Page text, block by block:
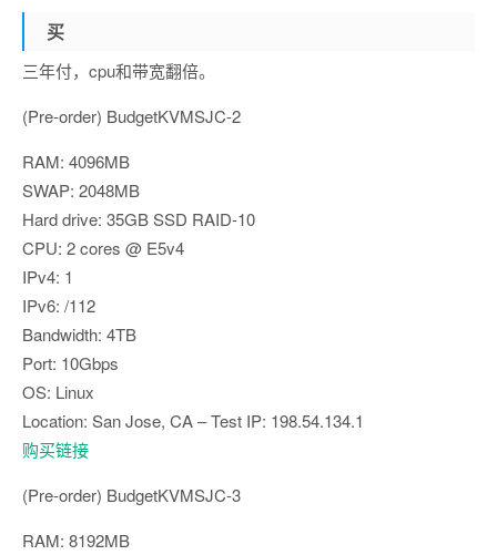
买
三年付，cpu和带宽翻倍。
(Pre-order) BudgetKVMSJC-2
RAM: 4096MB
SWAP: 2048MB
Hard drive: 35GB SSD RAID-10
CPU: 2 cores @ E5v4
IPv4: 1
IPv6: /112
Bandwidth: 4TB
Port: 10Gbps
OS: Linux
Location: San Jose, CA – Test IP: 198.54.134.1
购买链接
(Pre-order) BudgetKVMSJC-3
RAM: 8192MB